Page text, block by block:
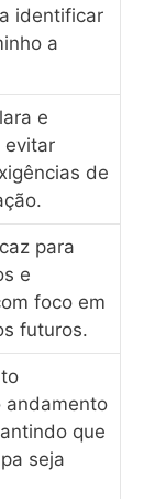
identificar
a
e
evitar
de
para
e
foco em
futuros.
andamento
que
seja